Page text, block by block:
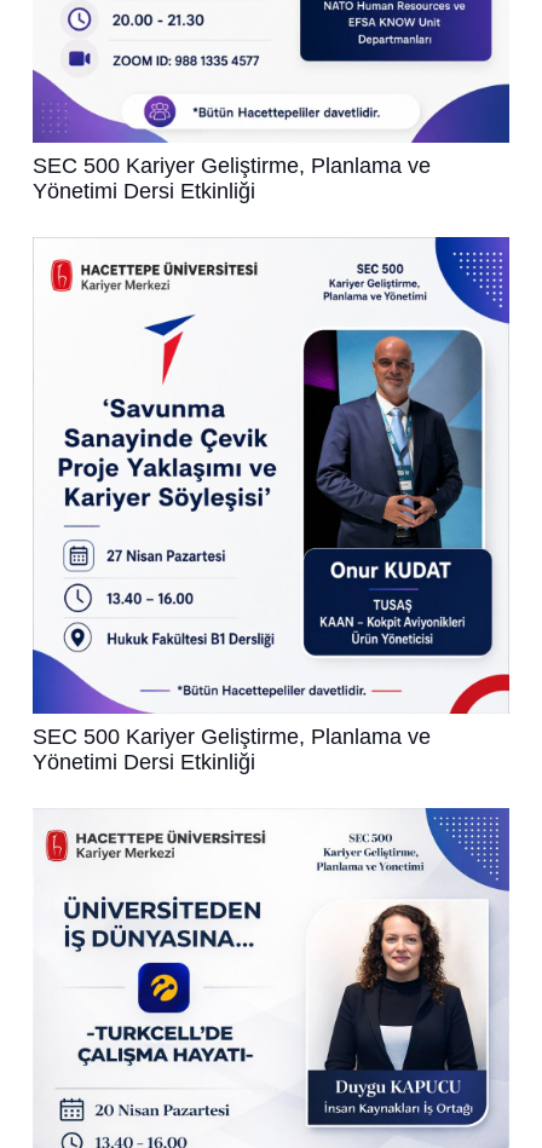
SEC 500 Kariyer Geliştirme, Planlama ve
Yönetimi Dersi Etkinliği
SEC 500 Kariyer Geliştirme, Planlama ve
Yönetimi Dersi Etkinliği